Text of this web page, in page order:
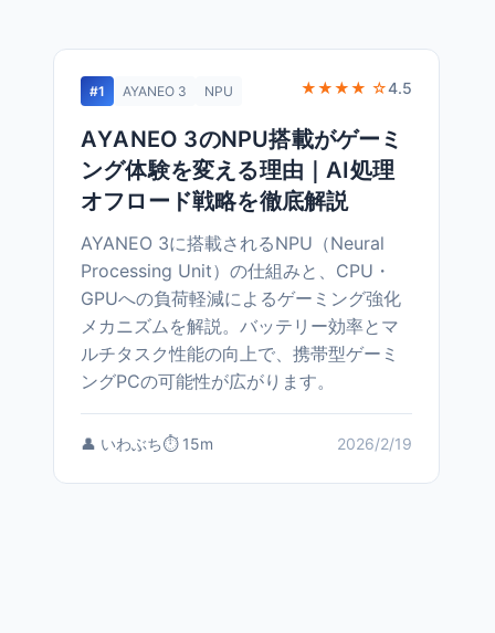
#1 AYANEO 3 NPU ★★★★ ☆4.5
AYANEO 3のNPU搭載がゲーミ
ング体験を変える理由｜AI処理
オフロード戦略を徹底解説
AYANEO 3に搭載されるNPU（Neural
Processing Unit）の仕組みと、CPU・
GPUへの負荷軽減によるゲーミング強化
メカニズムを解説。バッテリー効率とマ
ルチタスク性能の向上で、携帯型ゲーミ
ングPCの可能性が広がります。
👤 いわぶち⏱️ 15m 2026/2/19